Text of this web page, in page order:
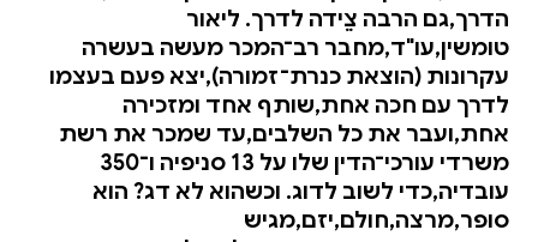
הדרך,גם הרבה צֵידה לדרך. ליאור
טומשין,עו"ד,מחבר רב־המכר מעשה בעשרה
עקרונות (הוצאת כנרת־זמורה),יצא פעם בעצמו
לדרך עם חכה אחת,שותף אחד ומזכירה
אחת,ועבר את כל השלבים,עד שמכר את רשת
משרדי עורכי־הדין שלו על 13 סניפיה ו־350
עובדיה,כדי לשוב לדוג. וכשהוא לא דג? הוא
סופר,מרצה,חולם,יזם,מגיש